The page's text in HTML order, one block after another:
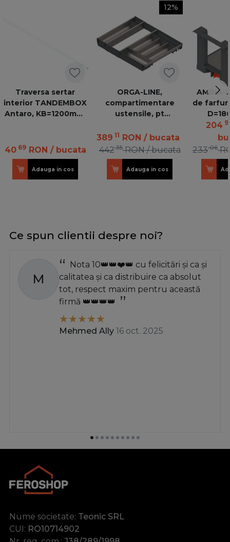
Traversa sertar
interior TANDEMBOX
Antaro, KB=1200mm,
4069 RON / bucata
Adauga in cos
12%
ORGA-LINE,
compartimentare
ustensile, pt
450 mm, latime 600
mm - ocupare
completa,otel inox/gri
389 11 RON / bucata
44235 RON / bucata
Adauga in cos
AMBIA-
de
204
23306
Ce spun clientii despre noi?
M
Nota 10👑👑❤️👑 cu felicitări și ca și
calitatea și ca distribuire ca absolut
tot, respect maxim pentru această
firmă 👑👑👑👑
Mehmed Ally 16 oct. 2025
Nume societate: Teonic SRL
CUI: RO10714902